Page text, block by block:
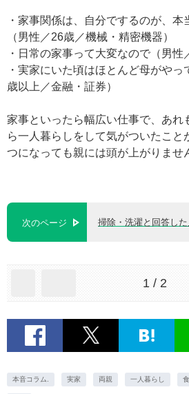
・家事関係は、自分でするのが、本
（男性／26歳／機械・精密機器）
・日常の家事って大変なので（男性
・実家にいた頃はほとんど母がや
歳以上／金融・証券）
家事といったら幅広い仕事で、あれ
ら一人暮らしをして気がついたこと
つになっても親には頭が上がりませ
次のページ 掃除・洗濯と回答し
1 / 2
本音コラム. 実家 両親 一人暮らし